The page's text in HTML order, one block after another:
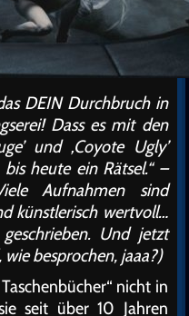
DEIN Durchbruch in
Dass es mit den
und ‚Coyote Ugly’
heute ein Rätsel.“ –
Aufnahmen sind
künstlerisch wertvoll…
Und jetzt
besprochen, jaaa?)
nicht in
seit über 10 Jahren